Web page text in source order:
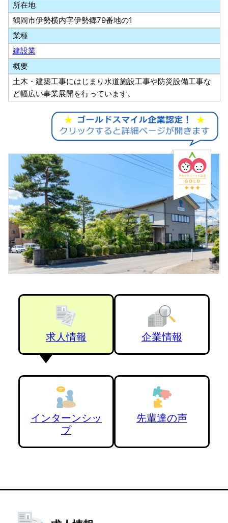
所在地
鶴岡市伊勢横内字伊勢郷79番地の1
業種
建設業
概要
土木・建築工事にはじまり水道施設工事や防災設備工事な
ど幅広い事業展開を行っています。
求人情報 企業情報
インターンシッ
プ
先輩達の声